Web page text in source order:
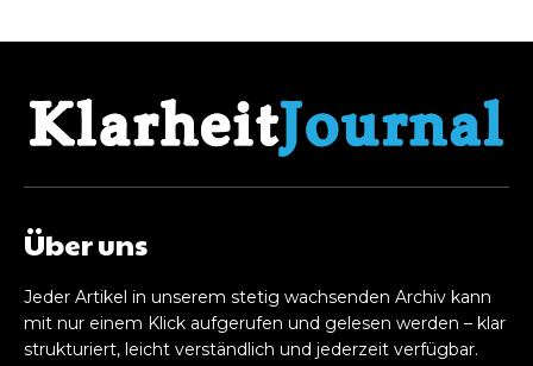
Über uns
Jeder Artikel in unserem stetig wachsenden Archiv kann
mit nur einem Klick aufgerufen und gelesen werden – klar
strukturiert, leicht verständlich und jederzeit verfügbar.